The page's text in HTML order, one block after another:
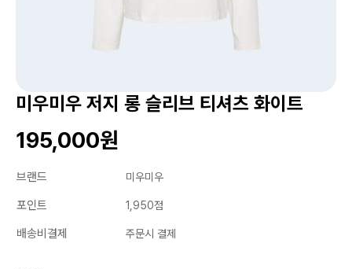
미우미우 저지 롱 슬리브 티셔츠 화이트
195,000원
브랜드 미우미우
포인트 1,950점
배송비결제 주문시 결제